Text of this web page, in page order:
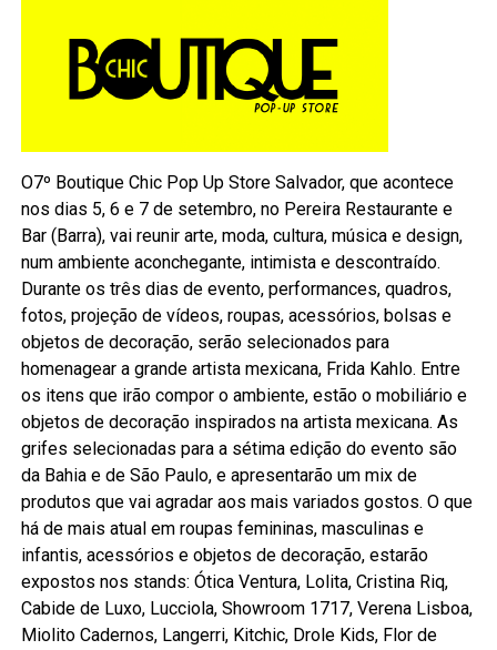
O7º Boutique Chic Pop Up Store Salvador, que acontece
nos dias 5, 6 e 7 de setembro, no Pereira Restaurante e
Bar (Barra), vai reunir arte, moda, cultura, música e design,
num ambiente aconchegante, intimista e descontraído.
Durante os três dias de evento, performances, quadros,
fotos, projeção de vídeos, roupas, acessórios, bolsas e
objetos de decoração, serão selecionados para
homenagear a grande artista mexicana, Frida Kahlo. Entre
os itens que irão compor o ambiente, estão o mobiliário e
objetos de decoração inspirados na artista mexicana. As
grifes selecionadas para a sétima edição do evento são
da Bahia e de São Paulo, e apresentarão um mix de
produtos que vai agradar aos mais variados gostos. O que
há de mais atual em roupas femininas, masculinas e
infantis, acessórios e objetos de decoração, estarão
expostos nos stands: Ótica Ventura, Lolita, Cristina Riq,
Cabide de Luxo, Lucciola, Showroom 1717, Verena Lisboa,
Miolito Cadernos, Langerri, Kitchic, Drole Kids, Flor de